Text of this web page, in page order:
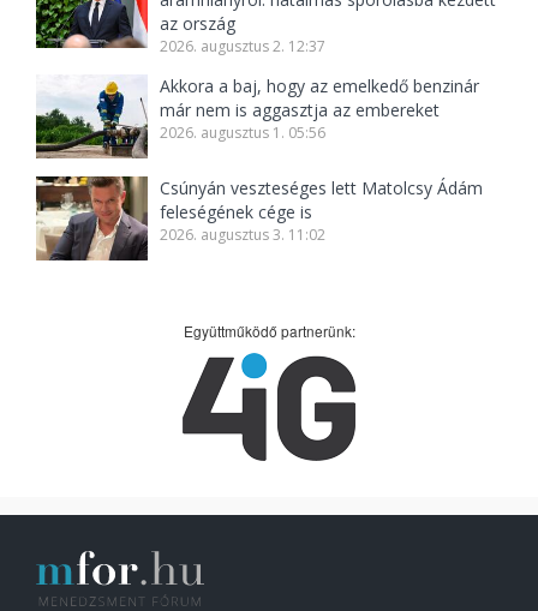
az ország
2026. augusztus 2. 12:37
Akkora a baj, hogy az emelkedő benzinár
már nem is aggasztja az embereket
2026. augusztus 1. 05:56
Csúnyán veszteséges lett Matolcsy Ádám
feleségének cége is
2026. augusztus 3. 11:02
Együttműködő partnerünk: